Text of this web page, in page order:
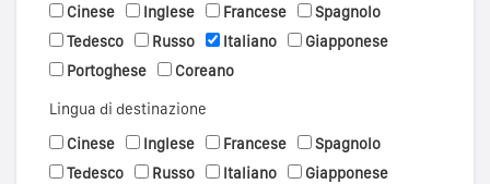
Cinese
Inglese Francese
Spagnolo
Tedesco
Russo Italiano
Giapponese
Portoghese
Coreano
Lingua di destinazione
Cinese
Inglese Francese
Spagnolo
Tedesco
Russo Italiano
Giapponese